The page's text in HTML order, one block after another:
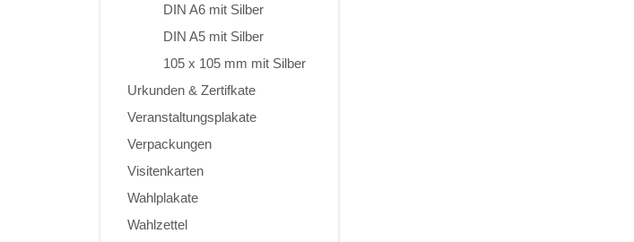
DIN A6 mit Silber
DIN A5 mit Silber
105 x 105 mm mit Silber
Urkunden & Zertifkate
Veranstaltungsplakate
Verpackungen
Visitenkarten
Wahlplakate
Wahlzettel